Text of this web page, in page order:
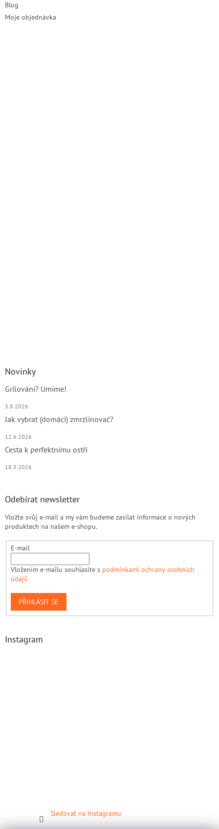
Blog
Moje objednávka
Novinky
Grilování? Umíme!
3.8.2026
Jak vybrat (domácí) zmrzlinovač?
12.6.2026
Cesta k perfektnímu ostří
18.3.2026
Odebírat newsletter
Vložte svůj e-mail a my vám budeme zasílat informace o nových
produktech na našem e-shopu.
E-mail
Vložením e-mailu souhlasíte s podmínkami ochrany osobních
údajů
PŘIHLÁSIT SE
Instagram
Sledovat na Instagramu